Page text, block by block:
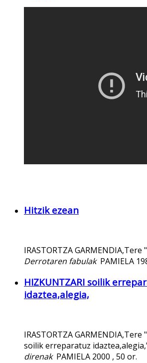
Hitzik ezean
IRASTORTZA GARMENDIA,Tere
Derrotaren fabulak PAMIELA
HIZKUNTZARI soilik
idaztea,alegia,
IRASTORTZA GARMENDIA,Tere
soilik erreparatuz
direnakPAMIELA 2000 , 50 or.